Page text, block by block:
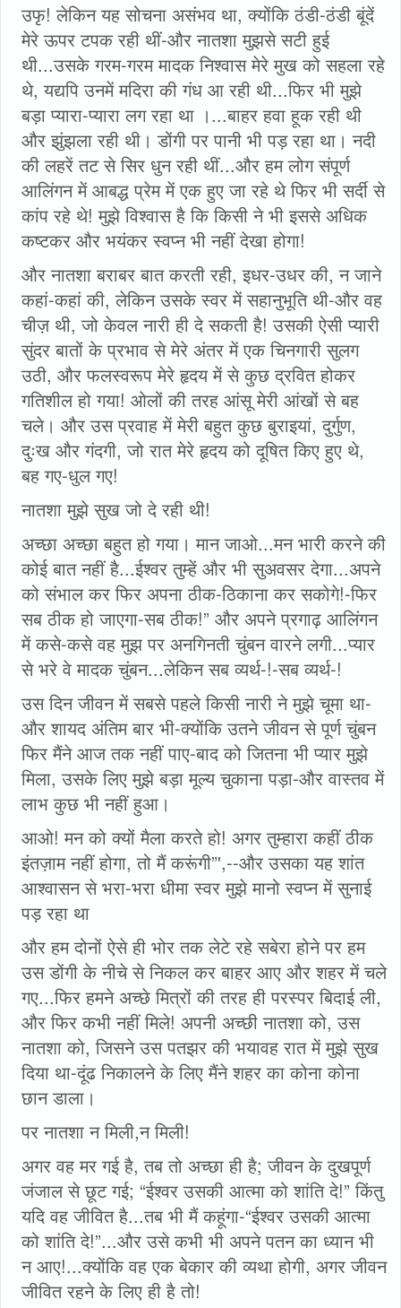
उफृ! लेकिन यह सोचना असंभव था, क्योंकि ठंडी-ठंडी बूंदें
मेरे ऊपर टपक रही थीं-और नातशा मुझसे सटी हुई
थी...उसके गरम-गरम मादक निश्वास मेरे मुख को सहला रहे
थे, यद्यपि उनमें मदिरा की गंध आ रही थी...फिर भी मुझे
बड़ा प्यारा-प्यारा लग रहा था ।...बाहर हवा हूक रही थी
और झुंझला रही थी। डोंगी पर पानी भी पड़ रहा था। नदी
की लहरें तट से सिर धुन रही थीं...और हम लोग संपूर्ण
आलिंगन में आबद्ध प्रेम में एक हुए जा रहे थे फिर भी सर्दी से
कांप रहे थे! मुझे विश्वास है कि किसी ने भी इससे अधिक
कष्टकर और भयंकर स्वप्न भी नहीं देखा होगा!
और नातशा बराबर बात करती रही, इधर-उधर की, न जाने
कहां-कहां की, लेकिन उसके स्वर में सहानुभूति थी-और वह
चीज़ थी, जो केवल नारी ही दे सकती है! उसकी ऐसी प्यारी
सुंदर बातों के प्रभाव से मेरे अंतर में एक चिनगारी सुलग
उठी, और फलस्वरूप मेरे हृदय में से कुछ द्रवित होकर
गतिशील हो गया! ओलों की तरह आंसू मेरी आंखों से बह
चले। और उस प्रवाह में मेरी बहुत कुछ बुराइयां, दुर्गुण,
दुःख और गंदगी, जो रात मेरे हृदय को दूषित किए हुए थे,
बह गए-धुल गए!
नातशा मुझे सुख जो दे रही थी!
अच्छा अच्छा बहुत हो गया। मान जाओ...मन भारी करने की
कोई बात नहीं है...ईश्वर तुम्हें और भी सुअवसर देगा...अपने
को संभाल कर फिर अपना ठीक-ठिकाना कर सकोगे!-फिर
सब ठीक हो जाएगा-सब ठीक!” और अपने प्रगाढ़ आलिंगन
में कसे-कसे वह मुझ पर अनगिनती चुंबन वारने लगी...प्यार
से भरे वे मादक चुंबन...लेकिन सब व्यर्थ-!-सब व्यर्थ-!
उस दिन जीवन में सबसे पहले किसी नारी ने मुझे चूमा था-
और शायद अंतिम बार भी-क्योंकि उतने जीवन से पूर्ण चुंबन
फिर मैंने आज तक नहीं पाए-बाद को जितना भी प्यार मुझे
मिला, उसके लिए मुझे बड़ा मूल्य चुकाना पड़ा-और वास्तव में
लाभ कुछ भी नहीं हुआ।
आओ! मन को क्‍यों मैला करते हो! अगर तुम्हारा कहीं ठीक
इंतज़ाम नहीं होगा, तो मैं करूंगी”',--और उसका यह शांत
आश्वासन से भरा-भरा धीमा स्वर मुझे मानो स्वप्न में सुनाई
पड़ रहा था
और हम दोनों ऐसे ही भोर तक लेटे रहे सबेरा होने पर हम
उस डोंगी के नीचे से निकल कर बाहर आए और शहर में चले
गए...फिर हमने अच्छे मित्रों की तरह ही परस्पर बिदाई ली,
और फिर कभी नहीं मिले! अपनी अच्छी नातशा को, उस
नातशा को, जिसने उस पतझर की भयावह रात में मुझे सुख
दिया था-दूंढ निकालने के लिए मैंने शहर का कोना कोना
छान डाला।
पर नातशा न मिली,न मिली!
अगर वह मर गई है, तब तो अच्छा ही है; जीवन के दुखपूर्ण
जंजाल से छूट गई; “ईश्वर उसकी आत्मा को शांति दे!” किंतु
यदि वह जीवित है...तब भी मैं कहूंगा-“ईश्वर उसकी आत्मा
को शांति दे!”...और उसे कभी भी अपने पतन का ध्यान भी
न आए!...क्योंकि वह एक बेकार की व्यथा होगी, अगर जीवन
जीवित रहने के लिए ही है तो!